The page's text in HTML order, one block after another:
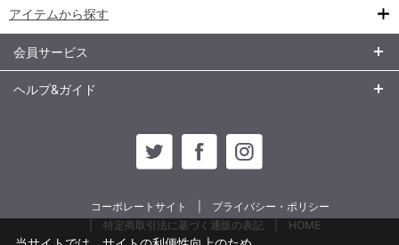
アイテムから探す
会員サービス
ヘルプ&ガイド
コーポレートサイト
プライバシー・ポリシー
特定商取引法に基づく通販の表記
HOME